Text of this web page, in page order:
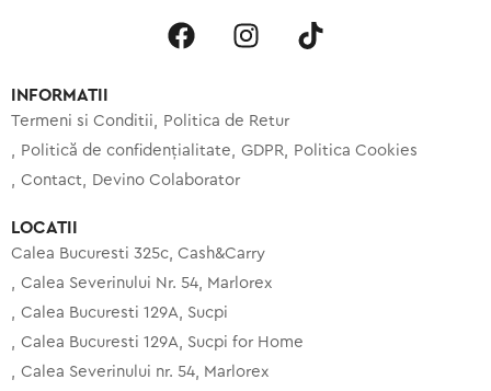
INFORMATII
Termeni si Conditii
Politica de Retur
Politică de confidențialitate
GDPR
Politica Cookies
Contact
Devino Colaborator
LOCATII
Calea Bucuresti 325c, Cash&Carry
Calea Severinului Nr. 54, Marlorex
Calea Bucuresti 129A, Sucpi
Calea Bucuresti 129A, Sucpi for Home
Calea Severinului nr. 54, Marlorex